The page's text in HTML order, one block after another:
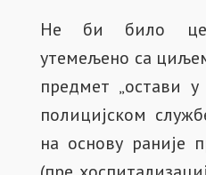
Не би било
утемељено са
предмет „остави
полицијском
на основу раније